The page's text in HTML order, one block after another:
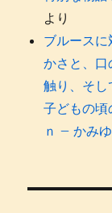
より
ブルース
かさと、
触り、そし
子どもの頃
ｎ – かみ